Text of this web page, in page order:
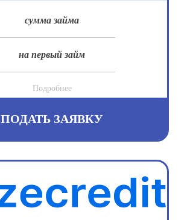
сумма займа
на первый займ
Подробнее
ПОДАТЬ ЗАЯВКУ